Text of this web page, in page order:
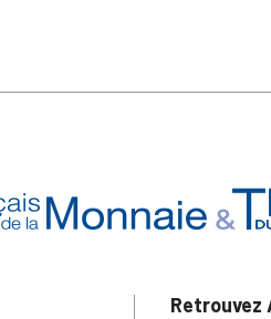
Retrouvez